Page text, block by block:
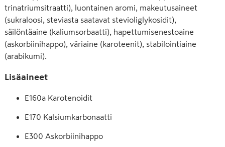
trinatriumsitraatti), luontainen aromi, makeutusaineet
(sukraloosi, steviasta saatavat stevioliglykosidit),
säilöntäaine (kaliumsorbaatti), hapettumisenestoaine
(askorbiinihappo), väriaine (karoteenit), stabilointiaine
(arabikumi).
Lisäaineet
E160a Karotenoidit
E170 Kalsiumkarbonaatti
E300 Askorbiinihappo